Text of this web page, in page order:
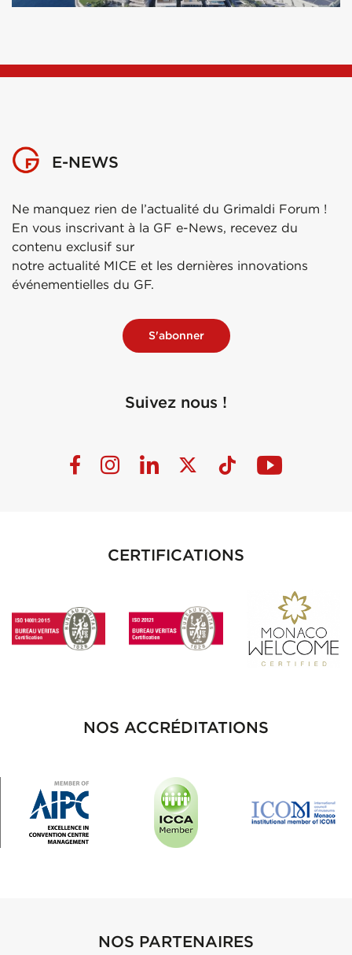
E-NEWS
Ne manquez rien de l’actualité du Grimaldi Forum !
En vous inscrivant à la GF e-News, recevez du
contenu exclusif sur
notre actualité MICE et les dernières innovations
événementielles du GF.
S'abonner
Suivez nous !
CERTIFICATIONS
NOS ACCRÉDITATIONS
NOS PARTENAIRES